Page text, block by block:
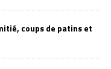
coups de patins et